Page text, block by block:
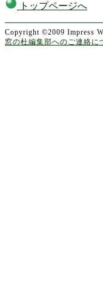
トップページへ
Copyright ©2009 Impress
窓の杜編集部へのご連絡に